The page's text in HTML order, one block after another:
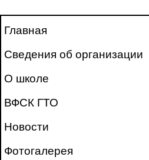
Главная
Сведения об организации
О школе
ВФСК ГТО
Новости
Фотогалерея